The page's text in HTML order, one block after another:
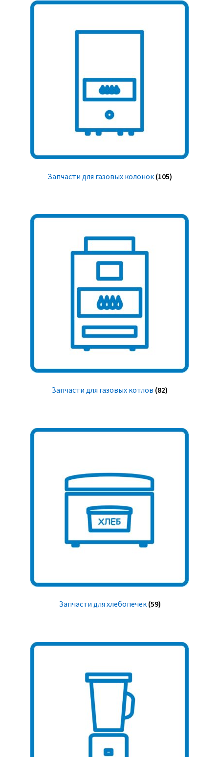
Запчасти для газовых колонок (105)
Запчасти для газовых котлов (82)
Запчасти для хлебопечек (59)